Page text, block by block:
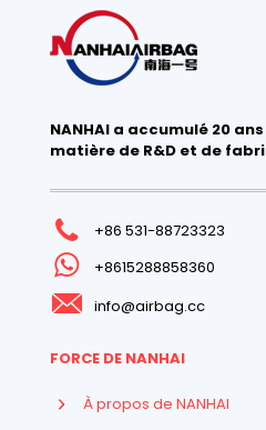
NANHAI a accumulé 20
matière de R&D et de
+86 531-88723323
+8615288858360
info@airbag.cc
FORCE DE NANHAI
À propos de NANHAI